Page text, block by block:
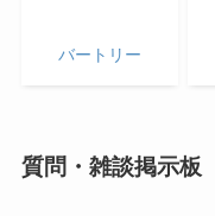
バートリー
質問・雑談掲示板